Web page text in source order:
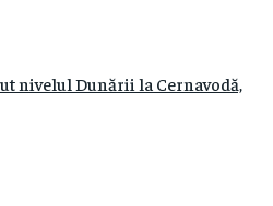
nivelul Dunării la Cernavodă,